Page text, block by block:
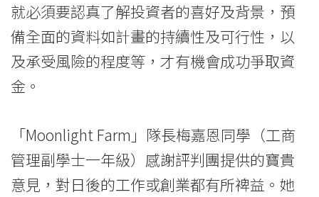
就必須要認真了解投資者的喜好及背景，預
備全面的資料如計畫的持續性及可行性，以
及承受風險的程度等，才有機會成功爭取資
金。
「Moonlight Farm」隊長梅嘉恩同學（工商
管理副學士一年級）感謝評判團提供的寶貴
意見，對日後的工作或創業都有所裨益。她